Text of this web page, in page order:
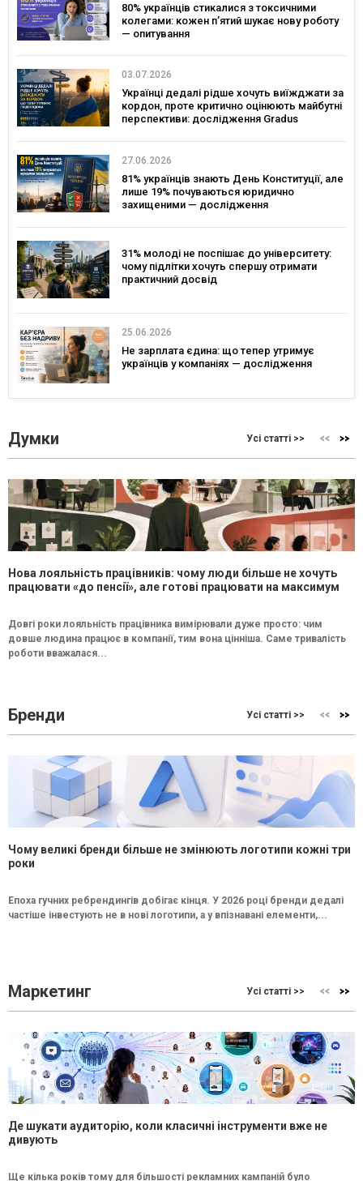
80% українців стикалися з токсичними
колегами: кожен п’ятий шукає нову роботу
— опитування
03.07.2026
Українці дедалі рідше хочуть виїжджати за
кордон, проте критично оцінюють майбутні
перспективи: дослідження Gradus
27.06.2026
81% українців знають День Конституції, але
лише 19% почуваються юридично
захищеними — дослідження
31% молоді не поспішає до університету:
чому підлітки хочуть спершу отримати
практичний досвід
25.06.2026
Не зарплата єдина: що тепер утримує
українців у компаніях — дослідження
Думки Усі статті >>
Нова лояльність працівників: чому люди більше не хочуть
працювати «до пенсії», але готові працювати на максимум
Довгі роки лояльність працівника вимірювали дуже просто: чим
довше людина працює в компанії, тим вона цінніша. Саме тривалість
роботи вважалася...
Бренди Усі статті >>
Чому великі бренди більше не змінюють логотипи кожні три
роки
Епоха гучних ребрендингів добігає кінця. У 2026 році бренди дедалі
частіше інвестують не в нові логотипи, а у впізнавані елементи,...
Маркетинг Усі статті >>
Де шукати аудиторію, коли класичні інструменти вже не
дивують
Ще кілька років тому для більшості рекламних кампаній було